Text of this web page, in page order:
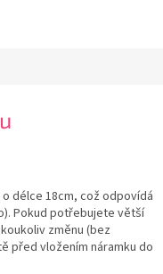
délce 18cm, což odpovídá
Pokud potřebujete větší
změnu (bez
před vložením náramku do